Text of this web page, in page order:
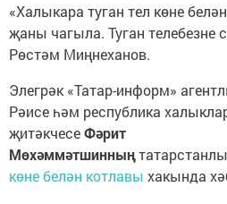
«Халыкара туган тел көне
җаны чагыла. Туган телебезне
Рөстәм Миңнеханов.
Элегрәк «Татар-информ»
Рәисе һәм республика
җитәкчесеФәрит
Мөхәммәтшинның
көне белән котлавы хакында